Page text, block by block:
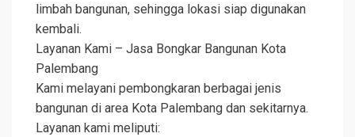
limbah bangunan, sehingga lokasi siap digunakan
kembali.
Layanan Kami – Jasa Bongkar Bangunan Kota
Palembang
Kami melayani pembongkaran berbagai jenis
bangunan di area Kota Palembang dan sekitarnya.
Layanan kami meliputi: